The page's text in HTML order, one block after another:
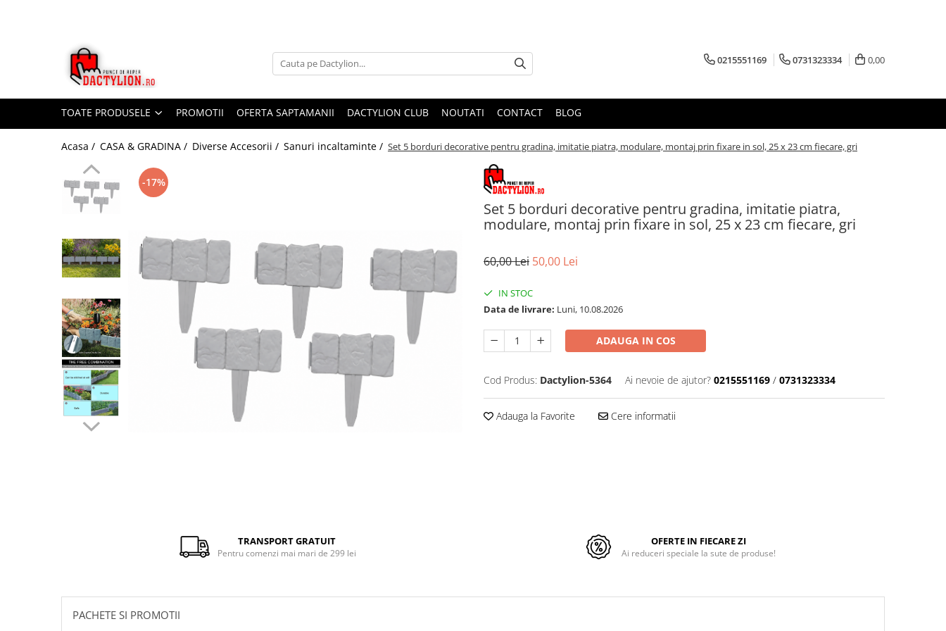
0215551169 0731323334 0,00
TOATE PRODUSELE PROMOTII OFERTA SAPTAMANII DACTYLION CLUB NOUTATI CONTACT BLOG
Acasa / CASA & GRADINA / Diverse Accesorii / Sanuri incaltaminte / Set 5 borduri decorative pentru gradina, imitatie piatra, modulare, montaj prin fixare in sol, 25 x 23 cm fiecare, gri
Set 5 borduri decorative pentru gradina, imitatie piatra,
modulare, montaj prin fixare in sol, 25 x 23 cm fiecare, gri
-17%
Facebook
60,00 Lei 50,00 Lei
IN STOC
Data de livrare: Luni, 10.08.2026
ADAUGA IN COS
Cod Produs: Dactylion-5364 Ai nevoie de ajutor? 0215551169 / 0731323334
Adauga la Favorite Cere informatii
TRANSPORT GRATUIT
Pentru comenzi mai mari de 299 lei
OFERTE IN FIECARE ZI
Ai reduceri speciale la sute de produse!
PACHETE SI PROMOTII